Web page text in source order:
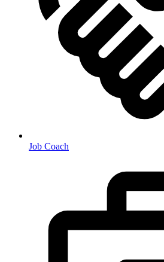
Job Coach